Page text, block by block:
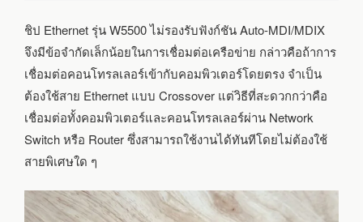
ชิป Ethernet รุ่น W5500 ไม่รองรับฟังก์ชัน Auto-MDI/MDIX
จึงมีข้อจำกัดเล็กน้อยในการเชื่อมต่อเครือข่าย กล่าวคือถ้าการ
เชื่อมต่อคอนโทรลเลอร์เข้ากับคอมพิวเตอร์โดยตรง จำเป็น
ต้องใช้สาย Ethernet แบบ Crossover แต่วิธีที่สะดวกกว่าคือ
เชื่อมต่อทั้งคอมพิวเตอร์และคอนโทรลเลอร์ผ่าน Network
Switch หรือ Router ซึ่งสามารถใช้งานได้ทันทีโดยไม่ต้องใช้
สายพิเศษใด ๆ